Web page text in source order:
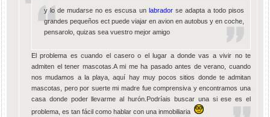
y lo de mudarse no es escusa un labradorse adapta a todo pisos
grandes pequeños ect puede viajar en avion en autobus y en coche,
pensarolo, quizas sea vuestro mejor amigo
El problema es cuando el casero o el lugar a donde vas a vivir no te
admiten el tener mascotas.A mi me ha pasado antes de verano, cuando
nos mudamos a la playa, aquí hay muy pocos sitios donde te admitan
mascotas, pero por suerte mi madre fue comprensiva y encontramos una
casa donde poder llevarme al hurón.Podríais buscar una si ese es el
problema, es tan fácil como hablar con una inmobiliaria